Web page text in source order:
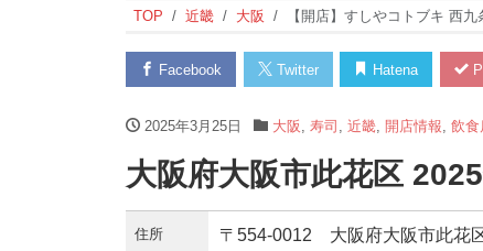
TOP 近畿 大阪 【開店】すしやコトブキ 西九
Facebook Twitter Hatena
2025年3月25日 大阪 寿司 近畿, 開店情報 飲食
大阪府大阪市此花区
住所 〒554-0012 大阪府大阪市此花